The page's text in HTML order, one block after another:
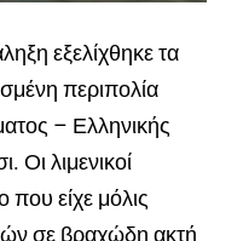
εξελίχθηκε τα
περιπολία
– Ελληνικής
Οι λιμενικοί
είχε μόλις
σε βραχώδη ακτή